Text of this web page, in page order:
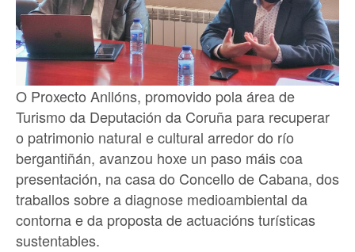
O Proxecto Anllóns, promovido pola área de
Turismo da Deputación da Coruña para recuperar
o patrimonio natural e cultural arredor do río
bergantiñán, avanzou hoxe un paso máis coa
presentación, na casa do Concello de Cabana, dos
traballos sobre a diagnose medioambiental da
contorna e da proposta de actuacións turísticas
sustentables.